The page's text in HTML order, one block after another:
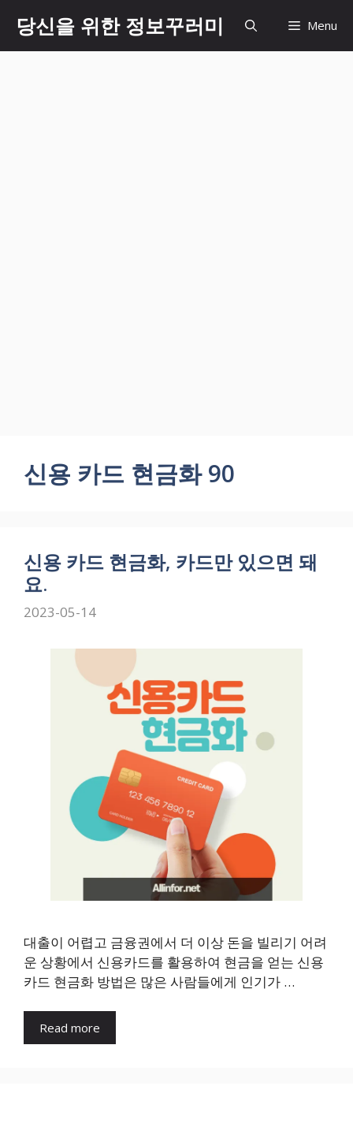
content
당신을 위한 정보꾸러미 Menu
신용 카드 현금화 90
신용 카드 현금화, 카드만 있으면 돼
요.
2023-05-14
대출이 어렵고 금융권에서 더 이상 돈을 빌리기 어려
운 상황에서 신용카드를 활용하여 현금을 얻는 신용
카드 현금화 방법은 많은 사람들에게 인기가 …
Read more